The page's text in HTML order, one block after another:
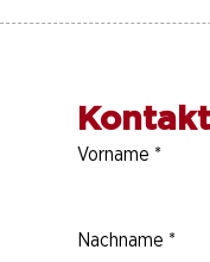
Vorname *
Nachname *